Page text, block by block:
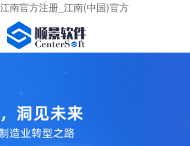
江南官方注册_江南(中国)官方